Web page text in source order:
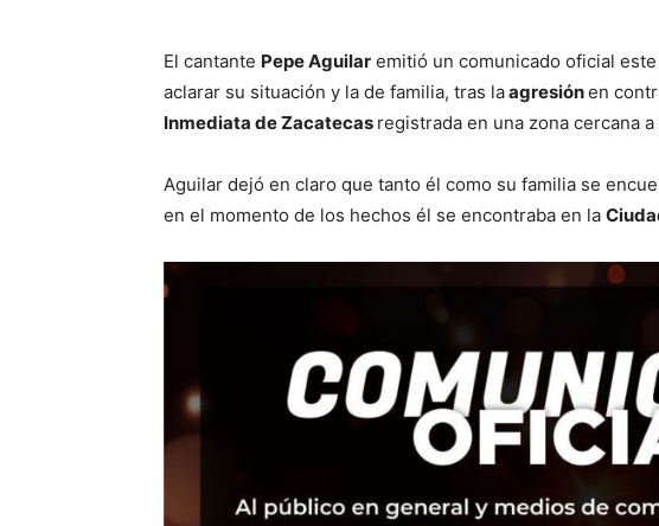
El cantante Pepe Aguilar emitió un comunicado oficial
aclarar su situación y la de familia, tras laagresiónen
Inmediata de Zacatecas registrada en una zona cercana
Aguilar dejó en claro que tanto él como su familia se
en el momento de los hechos él se encontraba en la